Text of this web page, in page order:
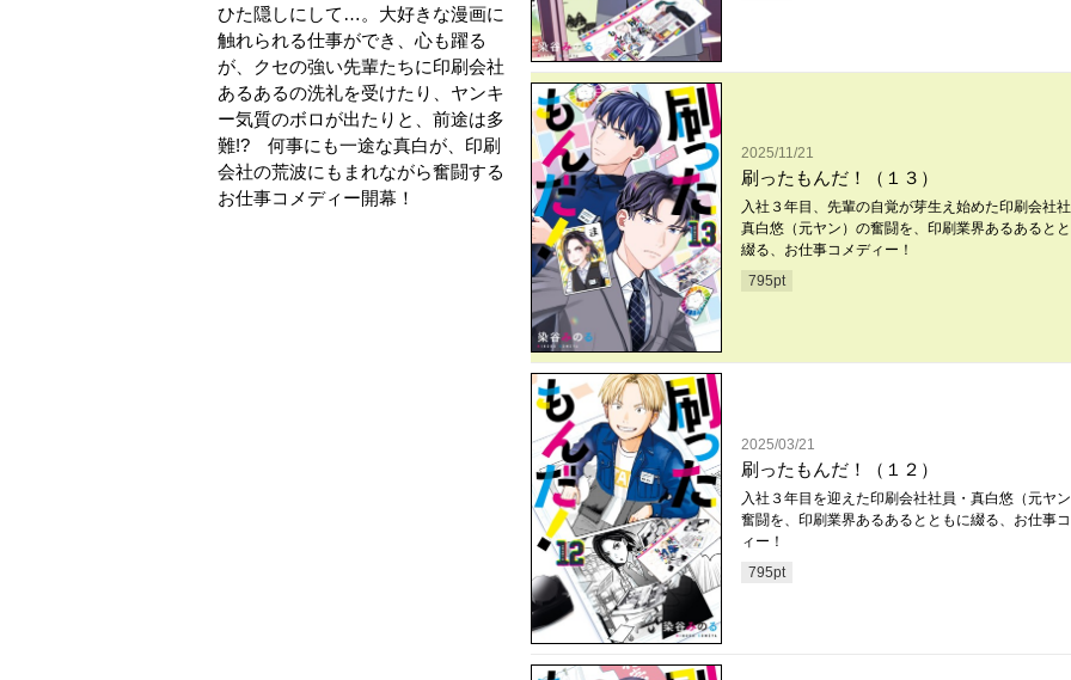
ひた隠しにして…。大好きな漫画に
触れられる仕事ができ、心も躍る
が、クセの強い先輩たちに印刷会社
あるあるの洗礼を受けたり、ヤンキ
ー気質のボロが出たりと、前途は多
難!? 何事にも一途な真白が、印刷
会社の荒波にもまれながら奮闘する
お仕事コメディー開幕！
2025/11/21
刷ったもんだ！（１３）
入社３年目、先輩の自覚が芽生え始めた印刷会社社
真白悠（元ヤン）の奮闘を、印刷業界あるあると
綴る、お仕事コメディー！
795pt
2025/03/21
刷ったもんだ！（１２）
入社３年目を迎えた印刷会社社員・真白悠（元ヤ
奮闘を、印刷業界あるあるとともに綴る、お仕事
ィー！
795pt